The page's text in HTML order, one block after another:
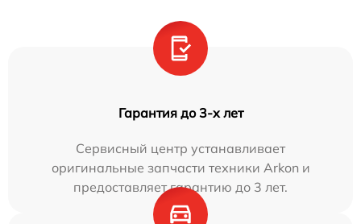
Гарантия до 3-х лет
Сервисный центр устанавливает
оригинальные запчасти техники Arkon и
предоставляет гарантию до 3 лет.